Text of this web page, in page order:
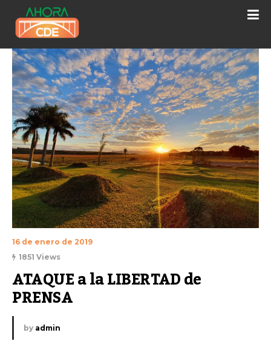
16 de enero de 2019
1851 Views
ATAQUE a la LIBERTAD de
PRENSA
by admin